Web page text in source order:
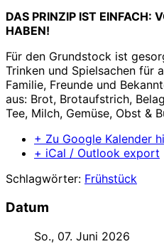
DAS PRINZIP IST EINFACH:
HABEN!
Für den Grundstock ist
Trinken und Spielsachen für
Familie, Freunde und
aus: Brot, Brotaufstrich,
Tee, Milch, Gemüse, Obst &
+ Zu Google Kalender
+ iCal / Outlook export
Schlagwörter: Frühstück
Datum
So., 07. Juni 2026